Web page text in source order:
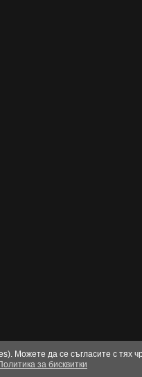
Можете да се съгласите с
за бисквитки